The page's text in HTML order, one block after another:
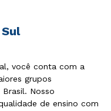
você conta com a
grupos
Nosso
de ensino com